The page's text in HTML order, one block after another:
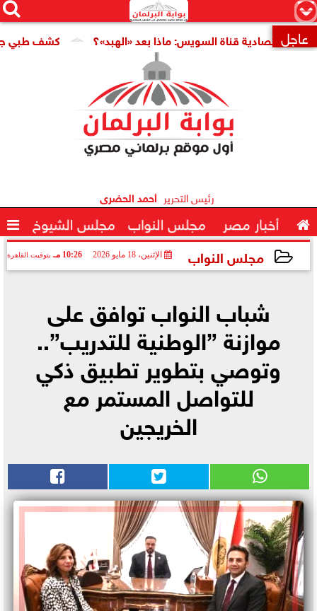
×


 عاجل كشف طبي جديد يمهد قناة السويس: ماذا بعد «الهبد»؟
رئيس التحرير أحمد الحضرى
 أخبار مصر مجلس النواب مجلس الشيوخ 
مجلس النواب الإثنين، 18 مايو 2026 10:26 مـ بتوقيت القاهرة
شباب النواب توافق على
موازنة ”الوطنية للتدريب”..
وتوصي بتطوير تطبيق ذكي
للتواصل المستمر مع
الخريجين